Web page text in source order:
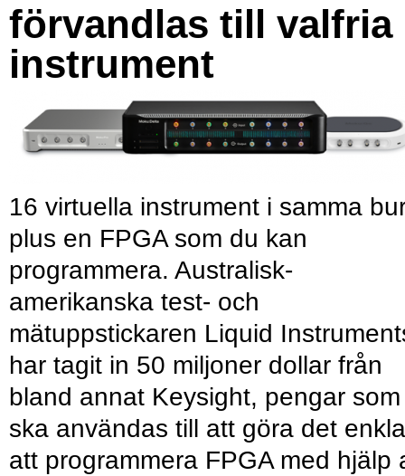
förvandlas till valfria
instrument
16 virtuella instrument i samma
plus en FPGA som du kan
programmera. Australisk-
amerikanska test- och
mätuppstickaren Liquid
har tagit in 50 miljoner dollar från
bland annat Keysight, pengar som
ska användas till att göra det
att programmera FPGA med hjälp